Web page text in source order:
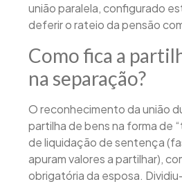
união paralela, configurado
deferir o rateio da pensão
Como fica a
na separação?
O reconhecimento da união
partilha de bens na forma de
de liquidação de sentença
apuram valores a partilhar),
obrigatória da esposa.